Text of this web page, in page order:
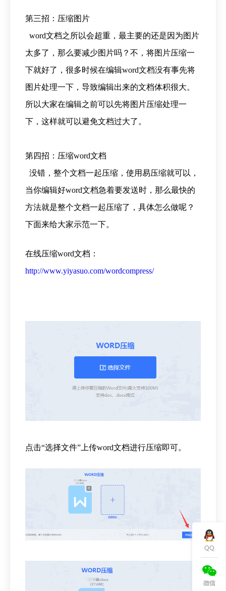
第三招：压缩图片
word文档之所以会超重，最主要的还是因为图片
太多了，那么要减少图片吗？不，将图片压缩一
下就好了，很多时候在编辑word文档没有事先将
图片处理一下，导致编辑出来的文档体积很大。
所以大家在编辑之前可以先将图片压缩处理一
下，这样就可以避免文档过大了。
第四招：压缩word文档
没错，整个文档一起压缩，使用易压缩就可以，
当你编辑好word文档急着要发送时，那么最快的
方法就是整个文档一起压缩了，具体怎么做呢？
下面来给大家示范一下。
在线压缩word文档：
http://www.yiyasuo.com/wordcompress/
点击“选择文件”上传word文档进行压缩即可。